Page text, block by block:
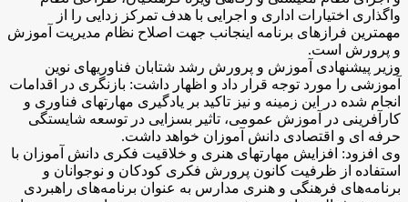
واگذاری اختیارات اداری و اجرایی با هدف تمرکز زدایی را از
مهمترین فرازهای برنامه اینجانب جهت اصلاح نظام مدیریت آموزش
و پرورش است.
وزیر پیشنهادی آموزش و پرورش رشد شتابان فناوریهای نوین
آموزشی را مورد توجه قرار داد و اظهار داشت: بازنگری در اقدامات
انجام شده در این زمینه و نیز تاکید بر یادگیری مهارتهای فناوری و
کارآفرینی در آموزش عمومی، تاثیر بسزایی در توسعه شایستگی
حرفه ای و اقتصادی دانش آموزان خواهد داشت.
وی افزود: افزایش مهارتهای هنری و خلاقیت فکری دانش آموزان با
استفاده از ظرفیت کانون پرورش فکری کودکان و نوجوانان و
برنامه‌های فرهنگی و هنری مدارس به عنوان برنامه‌های راهبردی